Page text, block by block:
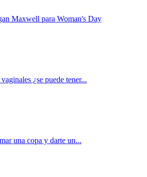
Maxwell para Woman's Day
¿se puede tener...
una copa y darte un...